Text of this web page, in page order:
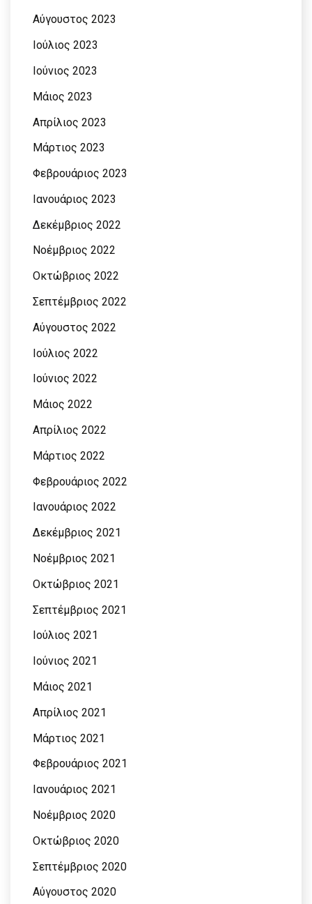
Αύγουστος 2023
Ιούλιος 2023
Ιούνιος 2023
Μάιος 2023
Απρίλιος 2023
Μάρτιος 2023
Φεβρουάριος 2023
Ιανουάριος 2023
Δεκέμβριος 2022
Νοέμβριος 2022
Οκτώβριος 2022
Σεπτέμβριος 2022
Αύγουστος 2022
Ιούλιος 2022
Ιούνιος 2022
Μάιος 2022
Απρίλιος 2022
Μάρτιος 2022
Φεβρουάριος 2022
Ιανουάριος 2022
Δεκέμβριος 2021
Νοέμβριος 2021
Οκτώβριος 2021
Σεπτέμβριος 2021
Ιούλιος 2021
Ιούνιος 2021
Μάιος 2021
Απρίλιος 2021
Μάρτιος 2021
Φεβρουάριος 2021
Ιανουάριος 2021
Νοέμβριος 2020
Οκτώβριος 2020
Σεπτέμβριος 2020
Αύγουστος 2020